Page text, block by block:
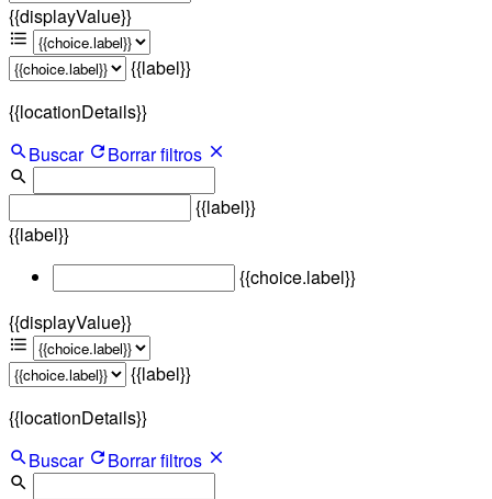
{{displayValue}}
{{label}}
{{locationDetails}}
Buscar
Borrar filtros
{{label}}
{{label}}
{{choice.label}}
{{displayValue}}
{{label}}
{{locationDetails}}
Buscar
Borrar filtros